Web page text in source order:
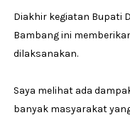
Diakhir kegiatan Bupati
Bambang ini
dilaksanakan.
Saya melihat ada
banyak masyarakat